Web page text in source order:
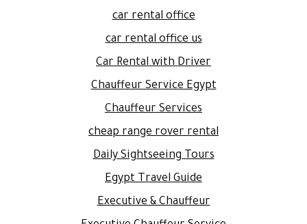
car rental office
car rental office us
Car Rental with Driver
Chauffeur Service Egypt
Chauffeur Services
cheap range rover rental
Daily Sightseeing Tours
Egypt Travel Guide
Executive & Chauffeur